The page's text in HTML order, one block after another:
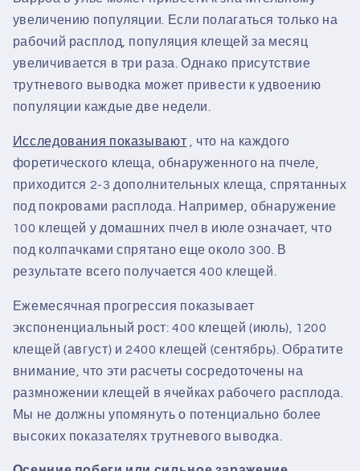
увеличению популяции. Если полагаться только на
рабочий расплод, популяция клещей за месяц
увеличивается в три раза. Однако присутствие
трутневого выводка может привести к удвоению
популяции каждые две недели.
Исследования показывают
, что на каждого
форетического клеща, обнаруженного на пчеле,
приходится 2-3 дополнительных клеща, спрятанных
под покровами расплода. Например, обнаружение
100 клещей у домашних пчел в июле означает, что
под колпачками спрятано еще около 300. В
результате всего получается 400 клещей.
Ежемесячная прогрессия показывает
экспоненциальный рост: 400 клещей (июль), 1200
клещей (август) и 2400 клещей (сентябрь). Обратите
внимание, что эти расчеты сосредоточены на
размножении клещей в ячейках рабочего расплода.
Мы не должны упомянуть о потенциально более
высоких показателях трутневого выводка.